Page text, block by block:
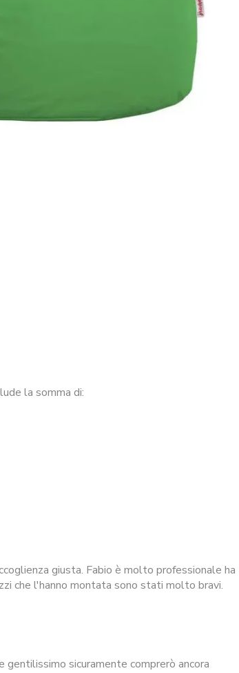
la somma di:
giusta. Fabio è molto professionale ha
che l'hanno montata sono stati molto bravi.
sicuramente comprerò ancora